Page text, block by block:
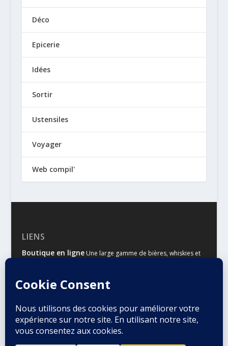
Déco
Epicerie
Idées
Sortir
Ustensiles
Voyager
Web compil'
LIENS
Boutique en ligneUne large gamme de bières, whiskies et
Malts & HoublonsLe site d’information des amateurs de